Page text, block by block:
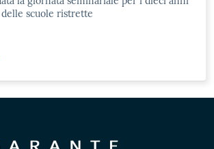
scuole ristrette